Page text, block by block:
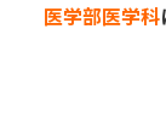
医学部医学科